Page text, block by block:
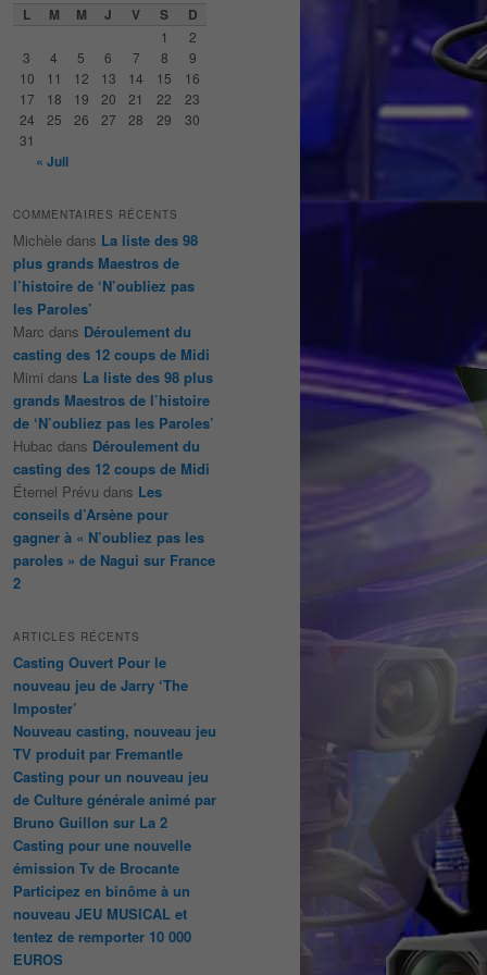
L M M J V S D
1
2
3
4 5 6 7 8
9
10
11 12 13 14 15
16
17
18 19 20 21 22
23
24
25 26 27 28 29
30
31
« Juil
COMMENTAIRES RÉCENTS
Michèle dans La liste des 98
plus grands Maestros de
l’histoire de ‘N’oubliez pas
les Paroles’
Marc dans Déroulement du
casting des 12 coups de Midi
Mimi dans La liste des 98 plus
grands Maestros de l’histoire
de ‘N’oubliez pas les Paroles’
Hubac dans Déroulement du
casting des 12 coups de Midi
Éternel Prévu dans Les
conseils d’Arsène pour
gagner à « N’oubliez pas les
paroles » de Nagui sur France
2
ARTICLES RÉCENTS
Casting Ouvert Pour le
nouveau jeu de Jarry ‘The
Imposter’
Nouveau casting, nouveau jeu
TV produit par Fremantle
Casting pour un nouveau jeu
de Culture générale animé par
Bruno Guillon sur La 2
Casting pour une nouvelle
émission Tv de Brocante
Participez en binôme à un
nouveau JEU MUSICAL et
tentez de remporter 10 000
EUROS